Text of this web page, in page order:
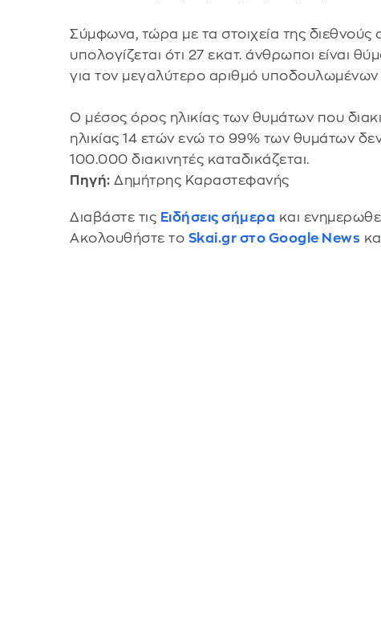
Σύμφωνα, τώρα με τα στοιχεία της
υπολογίζεται ότι 27 εκατ. άνθρωποι είναι
για τον μεγαλύτερο αριθμό
O μέσος όρος ηλικίας των θυμάτων που
ηλικίας 14 ετών ενώ το 99% των θυμάτων
100.000 διακινητές καταδικάζεται.
Πηγή: Δημήτρης Καραστεφανής
Διαβάστε τις Ειδήσεις σήμερα και
Ακολουθήστε το Skai.gr στο Google News